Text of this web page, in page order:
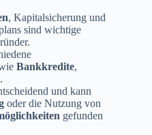
, Kapitalsicherung und
sind wichtige
Bankkredite,
und kann
oder die Nutzung von
gefunden